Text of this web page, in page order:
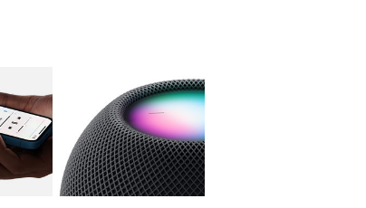
4 图库 图像 5